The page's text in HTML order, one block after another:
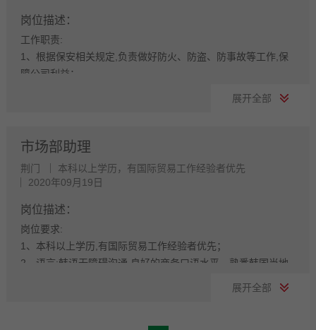
5. 部门领导安排的其他相关工作
我要投简历
岗位描述：
工作职责:
1、根据保安相关规定,负责做好防火、防盗、防事故等工作,保
障公司利益；
4、负责董事长等高管领导人的安全；
岗位要求:
2、无不良记录,不良嗜好,要求退役3年内,武警、特种部队,驻港
部队转业都可；
3、有良好的服务意识,安全意识,责任心强,服从公司管理；
4、有保安相关工作经验,熟悉保安工作事务；
展开全部
市场部助理
荆门
本科以上学历，有国际贸易工作经验者优先
2020年09月19日
岗位描述：
岗位要求:
1、本科以上学历,有国际贸易工作经验者优先；
2、语言:韩语无障碍沟通,良好的商务口语水平。熟悉韩国当地
展开全部